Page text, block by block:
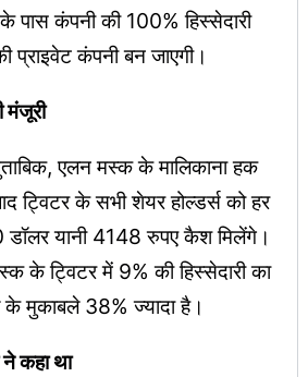
पास कंपनी की 100% हिस्सेदारी
प्राइवेट कंपनी बन जाएगी।
मंजूरी
एलन मस्क के मालिकाना हक
ट्विटर के सभी शेयर होल्डर्स को हर
यानी 4148 रुपए कैश मिलेंगे।
के ट्विटर में 9% की हिस्सेदारी का
मुकाबले 38% ज्यादा है।
कहा था